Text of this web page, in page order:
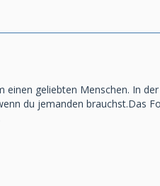
geliebten Menschen. In
du jemanden brauchst.Das